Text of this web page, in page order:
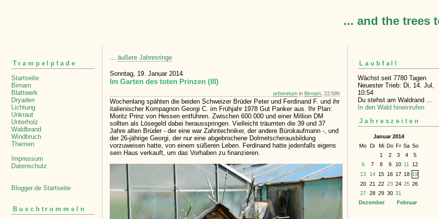
... and the trees
Trampelpfade
Startseite
Birnam
Blattwerk
Dryaden
Lichtung
Unkraut
Unterholz
Waldbrand
Windbruch
Themen
Impressum
Datenschutz
Blogger.de Startseite
Buschtrommeln
... äußere Jahresringe
Sonntag, 19. Januar 2014
Im Garten des toten Prinzen (III)
arboretum in Birnam , 22:58h
Wochenlang spähten die beiden Schweizer Brüder Peter und Ferdinand F. und ihr
italienischer Kompagnon Georgi C. im Frühjahr 1978 Gut Panker aus. Ihr Plan:
Moritz Prinz von Hessen entführen. Zwischen 600.000 und einer Million DM
sollten als Lösegeld dabei herausspringen. Vielleicht träumten die 39 und 37
Jahre alten Brüder - der eine war Zahntechniker, der andere Bürokaufmann -, und
der 26-jährige Georgi, der nur eine abgebrochene Dolmetscherausbildung
vorzuweisen hatte, von einem süßeren Leben. Ferdinand hatte jedenfalls eigens
sein Haus verkauft, um das Vorhaben zu finanzieren.
Laubfall
Wächst seit 7780 Tagen
Neuester Trieb: Di, 14. Jul,
10:54
Du stehst am Waldrand ...
In den Wald hineinrufen
Jahreszeiten
Januar 2014
Mo Di Mi Do Fr Sa So
1
2 3 4
5
6
7 8 9 10 11
12
13
14 15 16 17 18 19
20
21 22 23 24 25 26
27
28 29 30 31
Dezember
Februar